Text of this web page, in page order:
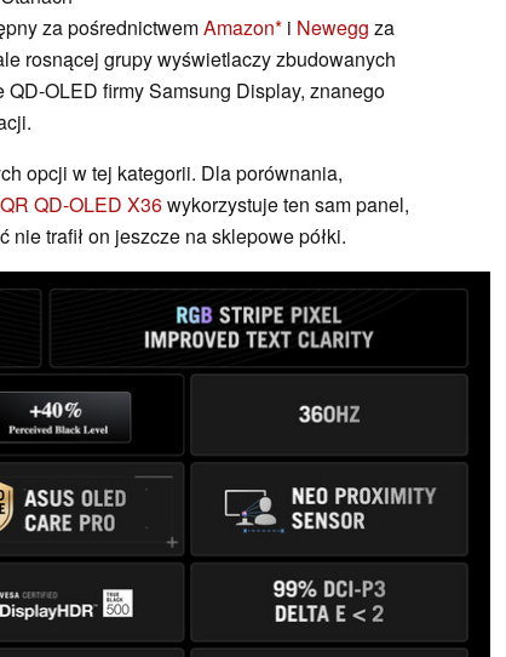
za pośrednictwemAmazon i Newegg za
rosnącej grupy wyświetlaczy zbudowanych
OLED firmy Samsung Display, znanego
opcji w tej kategorii. Dla porównania,
QD-OLED X36wykorzystuje ten sam panel,
trafił on jeszcze na sklepowe półki.